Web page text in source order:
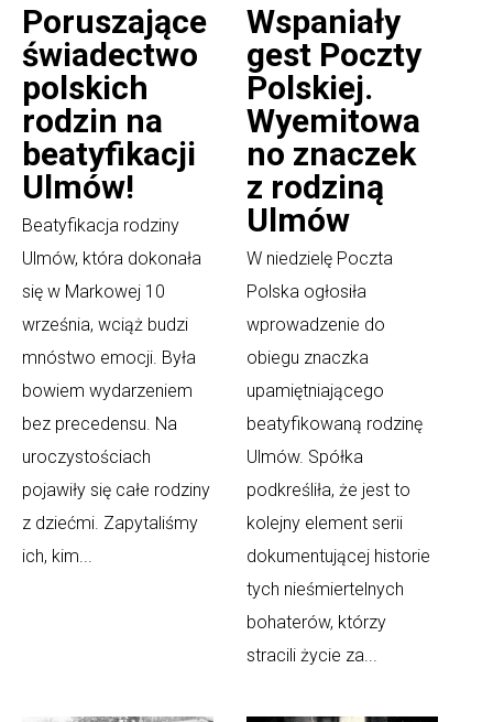
Poruszające
świadectwo
polskich
rodzin na
beatyfikacji
Ulmów!
Beatyfikacja rodziny
Ulmów, która dokonała
się w Markowej 10
września, wciąż budzi
mnóstwo emocji. Była
bowiem wydarzeniem
bez precedensu. Na
uroczystościach
pojawiły się całe rodziny
z dziećmi. Zapytaliśmy
ich, kim...
Wspaniały
gest Poczty
Polskiej.
Wyemitowa
no znaczek
z rodziną
Ulmów
W niedzielę Poczta
Polska ogłosiła
wprowadzenie do
obiegu znaczka
upamiętniającego
beatyfikowaną rodzinę
Ulmów. Spółka
podkreśliła, że jest to
kolejny element serii
dokumentującej historie
tych nieśmiertelnych
bohaterów, którzy
stracili życie za...